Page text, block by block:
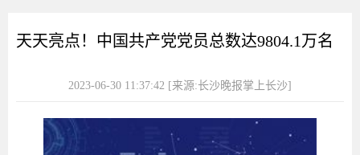
天天亮点！中国共产党党员总数达9804.1万名
2023-06-30 11:37:42 [来源:长沙晚报掌上长沙]